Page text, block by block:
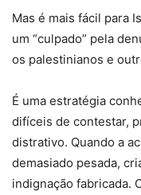
Mas é mais fácil para
um “culpado” pela
os palestinianos e
É uma estratégia
difíceis de contestar,
distrativo. Quando a
demasiado pesada,
indignação fabricada.